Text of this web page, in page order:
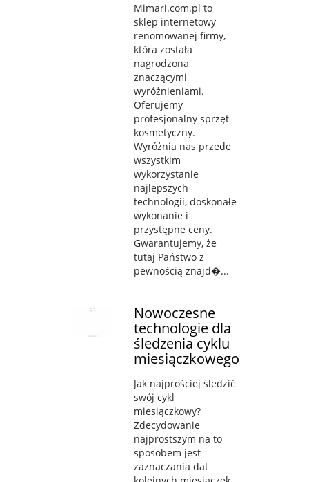
Mimari.com.pl to
sklep internetowy
renomowanej firmy,
która została
nagrodzona
znaczącymi
wyróżnieniami.
Oferujemy
profesjonalny sprzęt
kosmetyczny.
Wyróżnia nas przede
wszystkim
wykorzystanie
najlepszych
technologii, doskonałe
wykonanie i
przystępne ceny.
Gwarantujemy, że
tutaj Państwo z
pewnością znajd�...
Nowoczesne
technologie dla
śledzenia cyklu
miesiączkowego
Jak najprościej śledzić
swój cykl
miesiączkowy?
Zdecydowanie
najprostszym na to
sposobem jest
zaznaczania dat